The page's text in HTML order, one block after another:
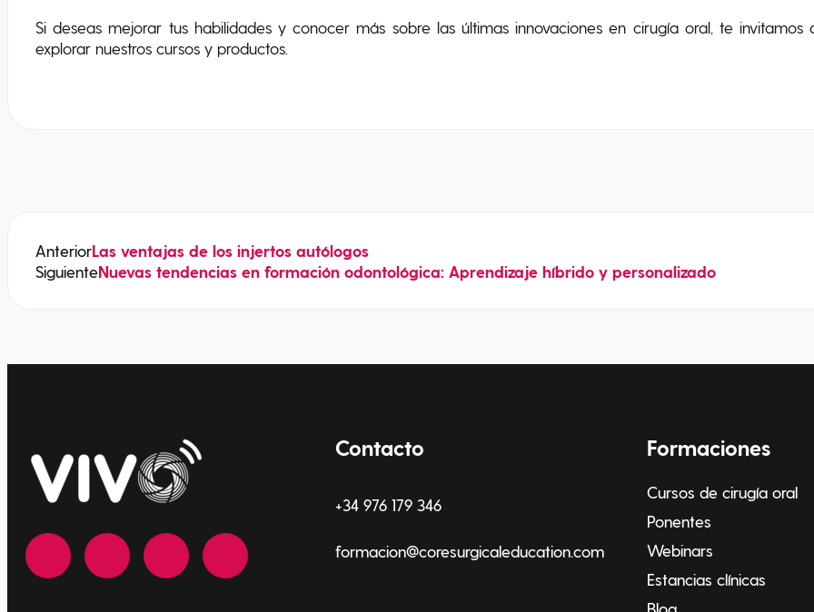
Si deseas mejorar tus habilidades y conocer más sobre las últimas innovaciones en cirugía oral, te invitamos
explorar nuestros cursos y productos.
AnteriorLas ventajas de los injertos autólogos
SiguienteNuevas tendencias en formación odontológica: Aprendizaje híbrido y personalizado
Contacto
+34 976 179 346
formacion@coresurgicaleducation.com
Formaciones
Cursos de cirugía oral
Ponentes
Webinars
Estancias clínicas
Blog